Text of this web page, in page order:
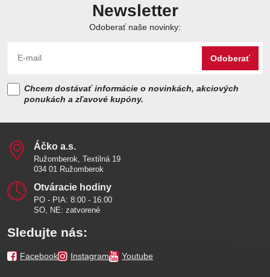
Newsletter
Odoberať naše novinky:
Odoberať
Chcem dostávať informácie o novinkách, akciových
ponukách a zľavové kupóny.
Áčko a​.s​.
Ružomberok, Textilná 19
034 01 Ružomberok
Otváracie hodiny
PO - PIA: 8:00 - 16:00
SO, NE: zatvorené
Sledujte nás:
Facebook Instagram Youtube